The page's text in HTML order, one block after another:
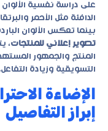
على دراسة نفسية
الدافئة مثل الأحمر
بينما تعكس الألوان
تصوير إعلاني للمنتجات،
المنتج والجمهور
التسويقية وزيادة التفاعل.
الإضاءة
إبراز التفاصيل